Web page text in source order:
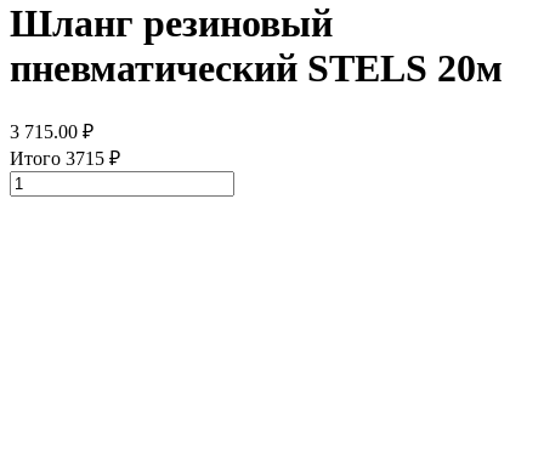
Шланг резиновый
пневматический STELS 20м
3 715.00 ₽
Итого 3715 ₽